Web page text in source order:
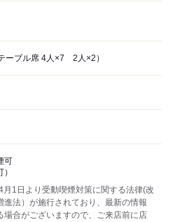
ーブル席 4人×7 2人×2）
可
月1日より受動喫煙対策に関する法律(改
進法）が施行されており、最新の情報
場合がございますので、ご来店前に店